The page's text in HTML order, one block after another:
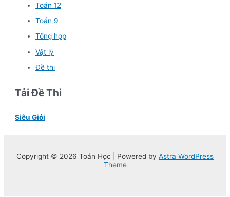
Toán 12
Toán 9
Tổng hợp
Vật lý
Đề thi
Tải Đề Thi
Siêu Giỏi
Copyright © 2026 Toán Học | Powered by Astra WordPress
Theme